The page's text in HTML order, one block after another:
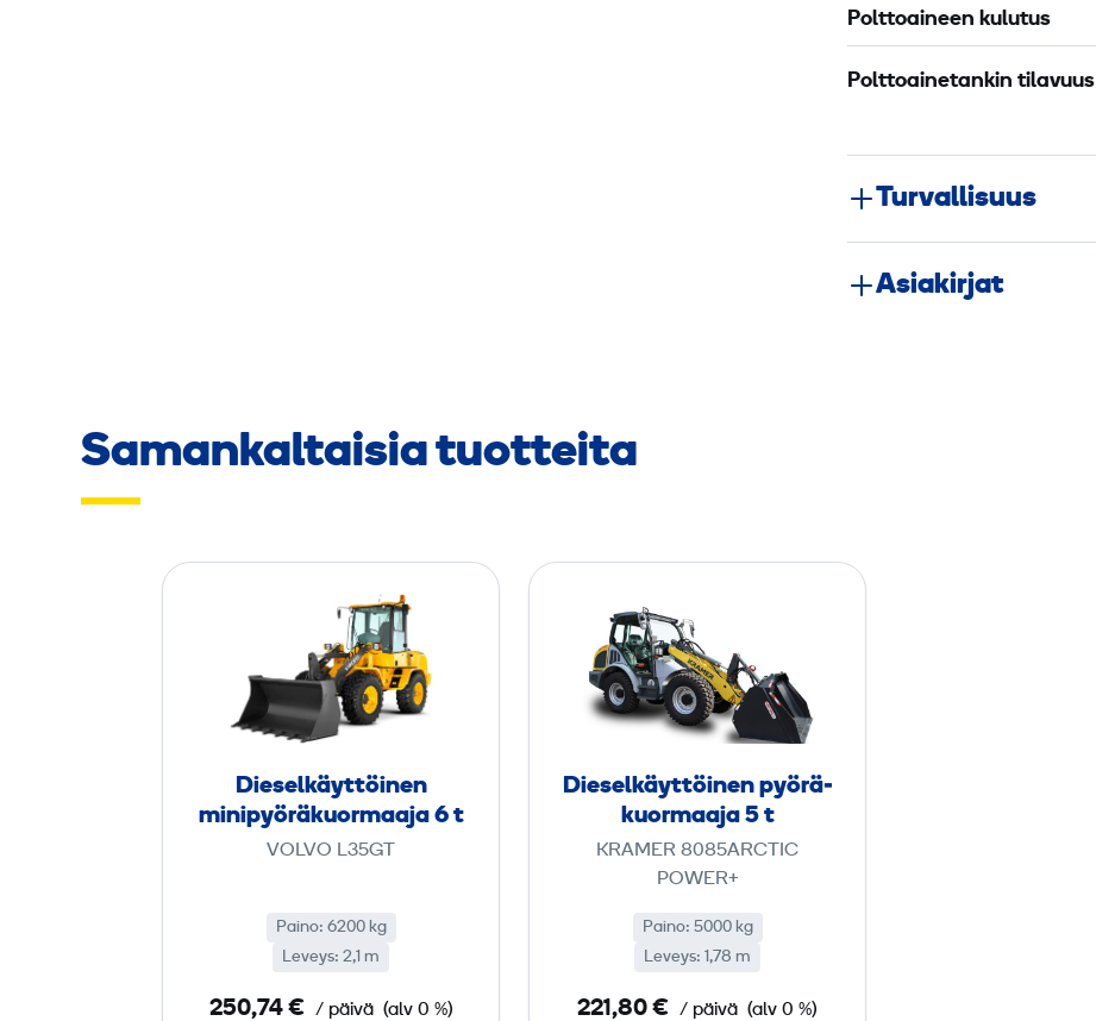
Polttoaineen kulutus
Polttoainetankin tilavuus
Turvallisuus
Asiakirjat
Samankaltaisia tuotteita
e
s
e
l
k
t
ö
Diesel­käyttöinen
minipyörä­kuormaaja 6 t
VOLVO L35GT
Paino: 6200 kg
Leveys: 2,1 m
250,74 € / päivä (alv 0 %)
e
s
e
l
­
y
t
ö
Diesel­käyttöinen pyörä­
kuormaaja 5 t
KRAMER 8085ARCTIC
POWER+
Paino: 5000 kg
Leveys: 1,78 m
221,80 € / päivä (alv 0 %)